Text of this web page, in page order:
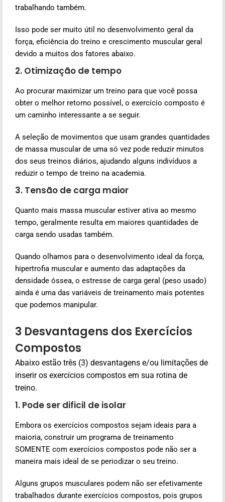
trabalhando também.
Isso pode ser muito útil no desenvolvimento geral da
força, eficiência do treino e crescimento muscular geral
devido a muitos dos fatores abaixo.
2. Otimização de tempo
Ao procurar maximizar um treino para que você possa
obter o melhor retorno possível, o exercício composto é
um caminho interessante a se seguir.
A seleção de movimentos que usam grandes quantidades
de massa muscular de uma só vez pode reduzir minutos
dos seus treinos diários, ajudando alguns indivíduos a
reduzir o tempo de treino na academia.
3. Tensão de carga maior
Quanto mais massa muscular estiver ativa ao mesmo
tempo, geralmente resulta em maiores quantidades de
carga sendo usadas também.
Quando olhamos para o desenvolvimento ideal da força,
hipertrofia muscular e aumento das adaptações da
densidade óssea, o estresse de carga geral (peso usado)
ainda é uma das variáveis de treinamento mais potentes
que podemos manipular.
3 Desvantagens dos Exercícios
Compostos
Abaixo estão três (3) desvantagens e/ou limitações de
inserir os exercícios compostos em sua rotina de
treino.
1. Pode ser dificil de isolar
Embora os exercícios compostos sejam ideais para a
maioria, construir um programa de treinamento
SOMENTE com exercícios compostos pode não ser a
maneira mais ideal de se periodizar o seu treino.
Alguns grupos musculares podem não ser efetivamente
trabalhados durante exercícios compostos, pois grupos